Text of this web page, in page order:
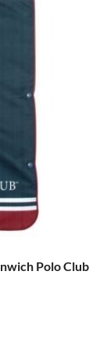
Polo Club